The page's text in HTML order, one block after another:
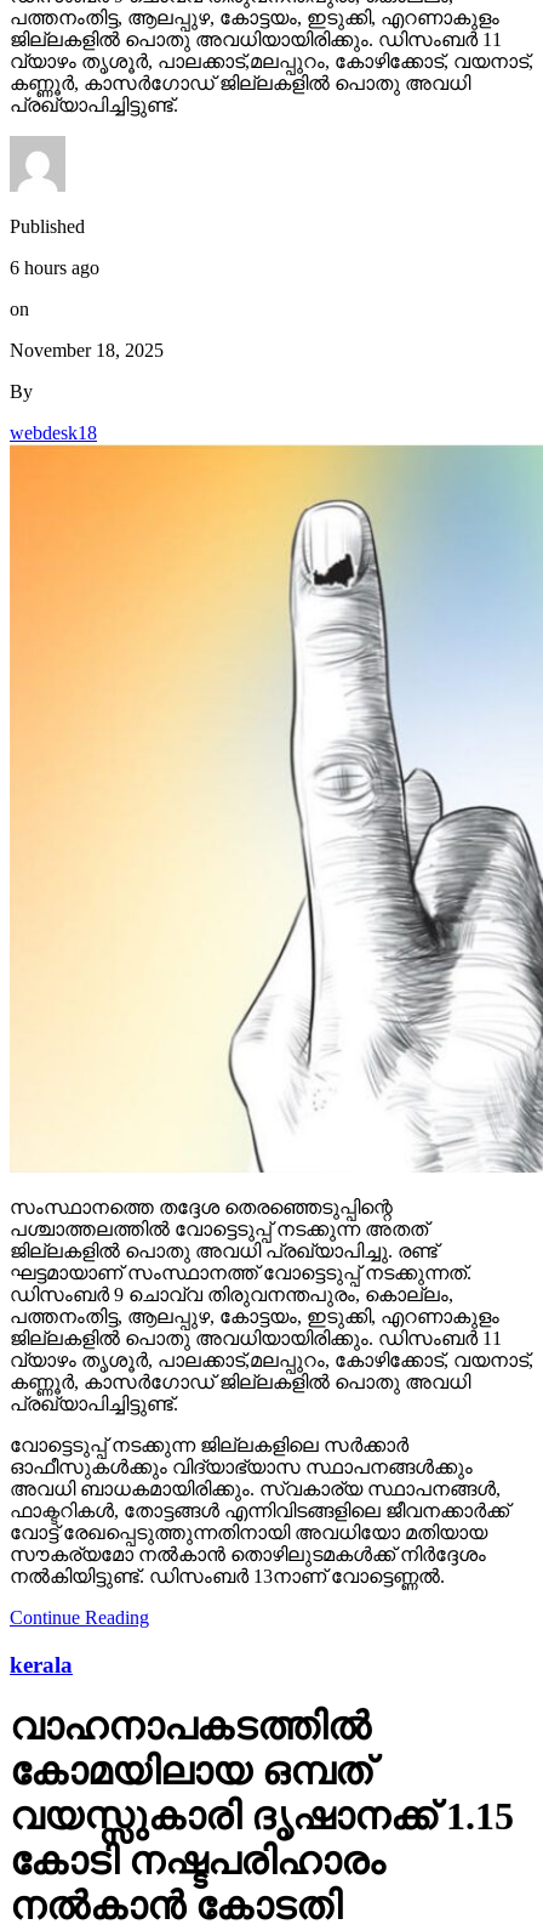
പത്തനംതിട്ട, ആലപ്പുഴ, കോട്ടയം, ഇടുക്കി, എറണാകുളം
ജില്ലകളില്‍ പൊതു അവധിയായിരിക്കും. ഡിസംബര്‍ 11
വ്യാഴം തൃശൂര്‍, പാലക്കാട്,മലപ്പുറം, കോഴിക്കോട്, വയനാട്,
കണ്ണൂര്‍, കാസര്‍ഗോഡ് ജില്ലകളില്‍ പൊതു അവധി
പ്രഖ്യാപിച്ചിട്ടുണ്ട്.
Published
6 hours ago
on
November 18, 2025
By
webdesk18
സംസ്ഥാനത്തെ തദ്ദേശ തെരഞ്ഞെടുപ്പിന്റെ
പശ്ചാത്തലത്തില്‍ വോട്ടെടുപ്പ് നടക്കുന്ന അതത്
ജില്ലകളില്‍ പൊതു അവധി പ്രഖ്യാപിച്ചു. രണ്ട്
ഘട്ടമായാണ് സംസ്ഥാനത്ത് വോട്ടെടുപ്പ് നടക്കുന്നത്.
ഡിസംബര്‍ 9 ചൊവ്വ തിരുവനന്തപുരം, കൊല്ലം,
പത്തനംതിട്ട, ആലപ്പുഴ, കോട്ടയം, ഇടുക്കി, എറണാകുളം
ജില്ലകളില്‍ പൊതു അവധിയായിരിക്കും. ഡിസംബര്‍ 11
വ്യാഴം തൃശൂര്‍, പാലക്കാട്,മലപ്പുറം, കോഴിക്കോട്, വയനാട്,
കണ്ണൂര്‍, കാസര്‍ഗോഡ് ജില്ലകളില്‍ പൊതു അവധി
പ്രഖ്യാപിച്ചിട്ടുണ്ട്.
വോട്ടെടുപ്പ് നടക്കുന്ന ജില്ലകളിലെ സര്‍ക്കാര്‍
ഓഫീസുകള്‍ക്കും വിദ്യാഭ്യാസ സ്ഥാപനങ്ങള്‍ക്കും
അവധി ബാധകമായിരിക്കും. സ്വകാര്യ സ്ഥാപനങ്ങള്‍,
ഫാക്ടറികള്‍, തോട്ടങ്ങള്‍ എന്നിവിടങ്ങളിലെ ജീവനക്കാര്‍ക്ക്
വോട്ട് രേഖപ്പെടുത്തുന്നതിനായി അവധിയോ മതിയായ
സൗകര്യമോ നല്‍കാന്‍ തൊഴിലുടമകള്‍ക്ക് നിര്‍ദ്ദേശം
നല്‍കിയിട്ടുണ്ട്. ഡിസംബര്‍ 13നാണ് വോട്ടെണ്ണല്‍.
Continue Reading
kerala
വാഹനാപകടത്തില്‍
കോമയിലായ ഒമ്പത്
വയസ്സുകാരി ദൃഷാനക്ക് 1.15
കോടി നഷ്ടപരിഹാരം
നല്‍കാന്‍ കോടതി